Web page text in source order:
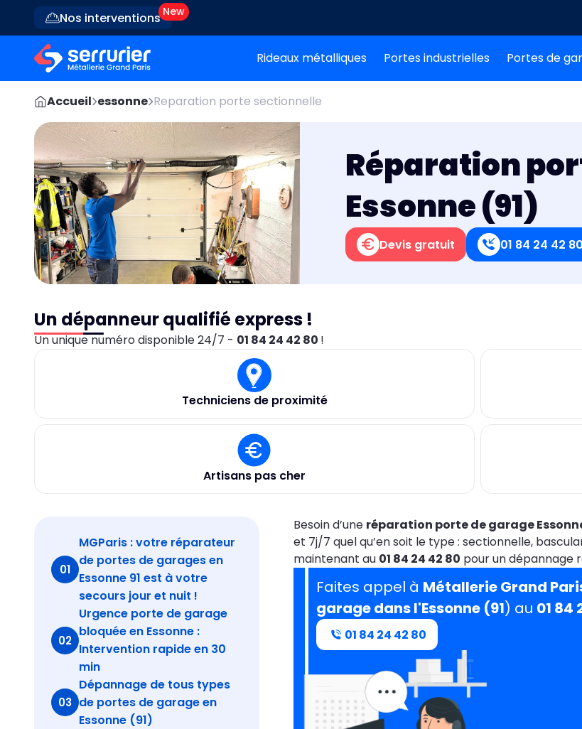
Nos interventions
Rideaux métalliques Portes industrielles Portes de
Accueil essonne Reparation porte sectionnelle
Réparation
Essonne (91)
Devis gratuit 01 84 24 42 80
Un dépanneur qualifié express !
Un unique numéro disponible 24/7 - 01 84 24 42 80 !
Techniciens de proximité
Artisans pas cher
01
MGParis : votre réparateur
de portes de garages en
Essonne 91 est à votre
secours jour et nuit !
02
Urgence porte de garage
bloquée en Essonne :
Intervention rapide en 30
min
03
Dépannage de tous types
de portes de garage en
Essonne (91)
Besoin d’une réparation porte de garage
et 7j/7 quel qu’en soit le type : sectionnelle,
maintenant au 01 84 24 42 80 pour un dépannage
Faites appel à Métallerie Grand
garage dans l'Essonne (91) au 01 84
01 84 24 42 80